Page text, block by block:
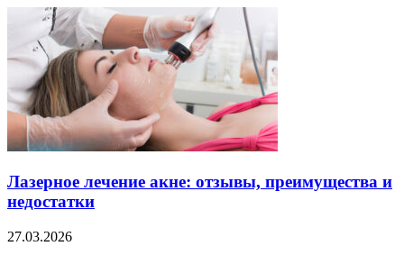
Лазерное лечение акне: отзывы, преимущества и
недостатки
27.03.2026